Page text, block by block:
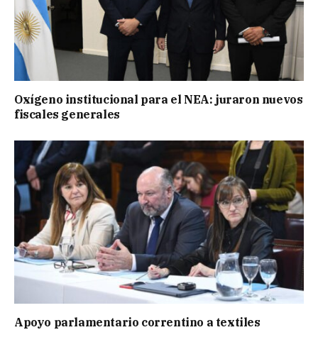
Oxígeno institucional para el NEA: juraron nuevos
fiscales generales
Apoyo parlamentario correntino a textiles